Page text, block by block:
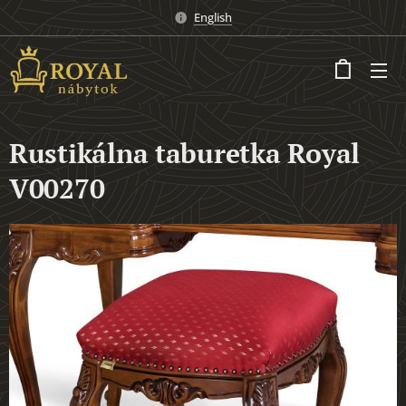
English
Rustikálna taburetka Royal
V00270